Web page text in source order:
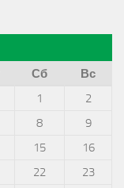
Сб
Вс
1
2
8
9
15
16
22
23